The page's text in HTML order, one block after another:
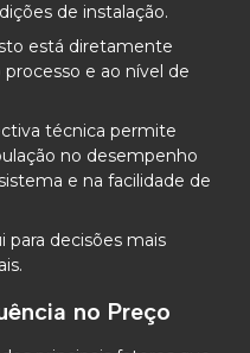
de instalação.
está diretamente
e ao nível de
técnica permite
no desempenho
e na facilidade de
para decisões mais
no Preço